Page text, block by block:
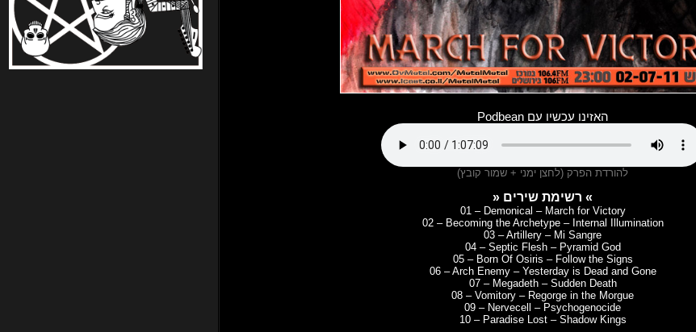
האזינו עכשיו עם Podbean
להורדת הפרק (לחצן ימני + שמור קובץ)
» רשימת שירים «
01 – Demonical – March for Victory
02 – Becoming the Archetype – Internal Illumination
03 – Artillery – Mi Sangre
04 – Septic Flesh – Pyramid God
05 – Born Of Osiris – Follow the Signs
06 – Arch Enemy – Yesterday is Dead and Gone
07 – Megadeth – Sudden Death
08 – Vomitory – Regorge in the Morgue
09 – Nervecell – Psychogenocide
10 – Paradise Lost – Shadow Kings